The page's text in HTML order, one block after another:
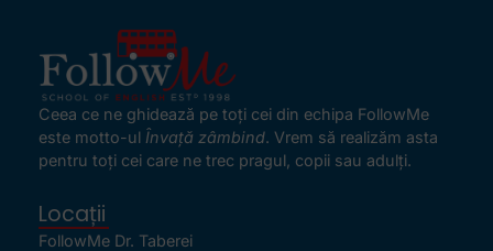
Ceea ce ne ghidează pe toţi cei din echipa FollowMe
este motto-ul Învaţă zâmbind. Vrem să realizăm asta
pentru toţi cei care ne trec pragul, copii sau adulţi.
Locații
FollowMe Dr. Taberei